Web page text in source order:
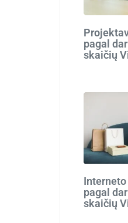
pagal
skaičių
pagal
skaičių